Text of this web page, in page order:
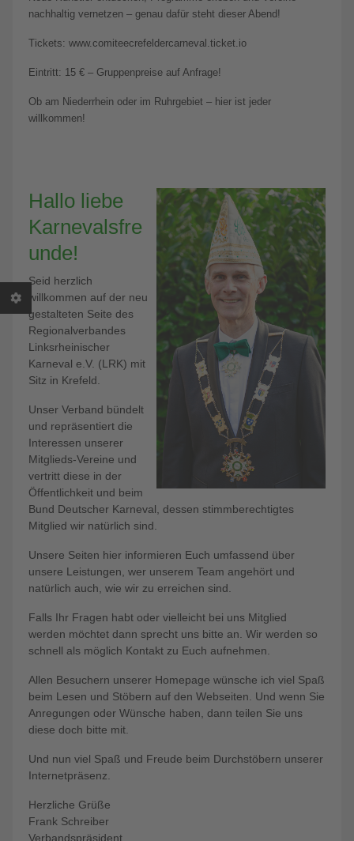
nachhaltig vernetzen – genau dafür steht dieser Abend!
Tickets: www.comiteecrefeldercarneval.ticket.io
Eintritt: 15 € – Gruppenpreise auf Anfrage!
Ob am Niederrhein oder im Ruhrgebiet – hier ist jeder
willkommen!
Hallo liebe
Karnevalsfre
unde!
Seid herzlich
willkommen auf der neu
gestalteten Seite des
Regionalverbandes
Linksrheinischer
Karneval e.V. (LRK) mit
Sitz in Krefeld.
Unser Verband bündelt
und repräsentiert die
Interessen unserer
Mitglieds-Vereine und
vertritt diese in der
Öffentlichkeit und beim
Bund Deutscher Karneval, dessen stimmberechtigtes
Mitglied wir natürlich sind.
Unsere Seiten hier informieren Euch umfassend über
unsere Leistungen, wer unserem Team angehört und
natürlich auch, wie wir zu erreichen sind.
Falls Ihr Fragen habt oder vielleicht bei uns Mitglied
werden möchtet dann sprecht uns bitte an. Wir werden so
schnell als möglich Kontakt zu Euch aufnehmen.
Allen Besuchern unserer Homepage wünsche ich viel Spaß
beim Lesen und Stöbern auf den Webseiten. Und wenn Sie
Anregungen oder Wünsche haben, dann teilen Sie uns
diese doch bitte mit.
Und nun viel Spaß und Freude beim Durchstöbern unserer
Internetpräsenz.
Herzliche Grüße
Frank Schreiber
Verbandspräsident